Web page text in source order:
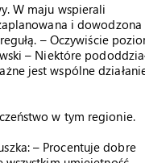
W maju wspierali
i dowodzona
– Oczywiście
– Niektóre
jest wspólne
w tym regionie.
– Procentuje dobre